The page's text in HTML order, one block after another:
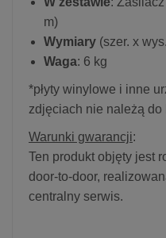
m)
Wymiary (szer. x
Waga: 6 kg
*płyty winylowe i inne
zdjęciach nie należą do
Warunki gwarancji:
Ten produkt objęty jest
door-to-door,
centralny serwis.